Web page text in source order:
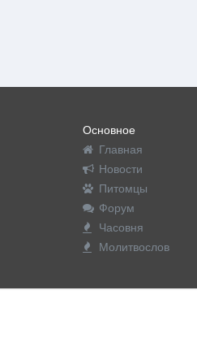
Основное
Главная
Новости
Питомцы
Форум
Часовня
Молитвослов